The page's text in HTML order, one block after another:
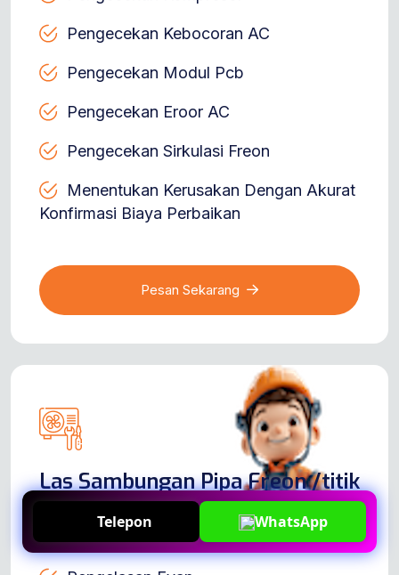
Pengecekan Kebocoran AC
Pengecekan Modul Pcb
Pengecekan Eroor AC
Pengecekan Sirkulasi Freon
Menentukan Kerusakan Dengan Akurat
Konfirmasi Biaya Perbaikan
Pesan Sekarang
Las Sambungan Pipa Freon /titik
Rp 175,000
Telepon WhatsApp